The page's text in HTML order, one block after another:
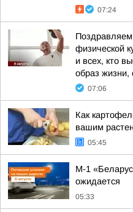
07:24
физической
и всех, кто
образ жизни,
07:06
Как
вашим
05:45
М-1
ожидается
05:33